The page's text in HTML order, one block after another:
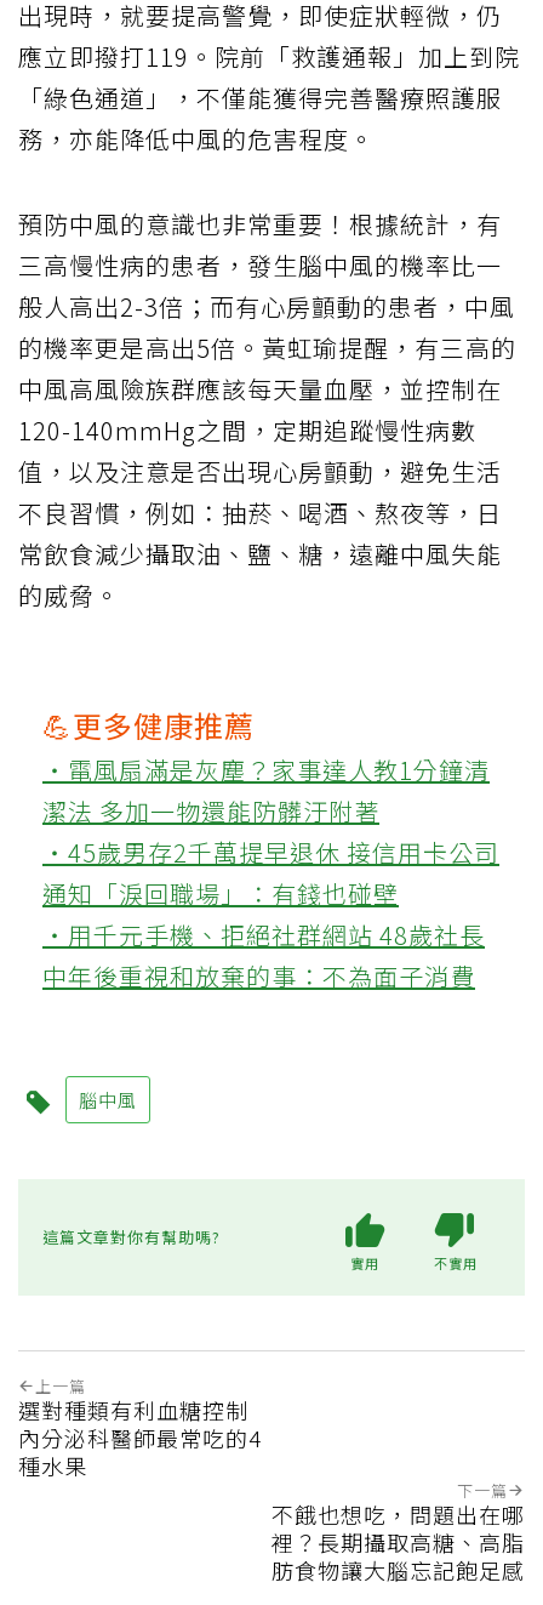
出現時，就要提高警覺，即使症狀輕微，仍
應立即撥打119。院前「救護通報」加上到院
「綠色通道」，不僅能獲得完善醫療照護服
務，亦能降低中風的危害程度。
預防中風的意識也非常重要！根據統計，有
三高慢性病的患者，發生腦中風的機率比一
般人高出2-3倍；而有心房顫動的患者，中風
的機率更是高出5倍。黃虹瑜提醒，有三高的
中風高風險族群應該每天量血壓，並控制在
120-140mmHg之間，定期追蹤慢性病數
值，以及注意是否出現心房顫動，避免生活
不良習慣，例如：抽菸、喝酒、熬夜等，日
常飲食減少攝取油、鹽、糖，遠離中風失能
的威脅。
💪更多健康推薦
‧電風扇滿是灰塵？家事達人教1分鐘清
潔法 多加一物還能防髒汙附著
‧45歲男存2千萬提早退休 接信用卡公司
通知「淚回職場」：有錢也碰壁
‧用千元手機、拒絕社群網站 48歲社長
中年後重視和放棄的事：不為面子消費
腦中風
這篇文章對你有幫助嗎?
實用 不實用
上一篇
選對種類有利血糖控制
內分泌科醫師最常吃的4
種水果
下一篇
不餓也想吃，問題出在哪
裡？長期攝取高糖、高脂
肪食物讓大腦忘記飽足感